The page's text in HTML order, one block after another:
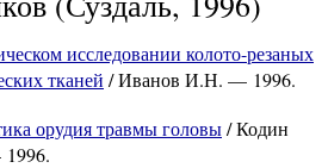
исследовании колото-резаных
тканей / Иванов И.Н. — 1996.
орудия травмы головы/ Кодин